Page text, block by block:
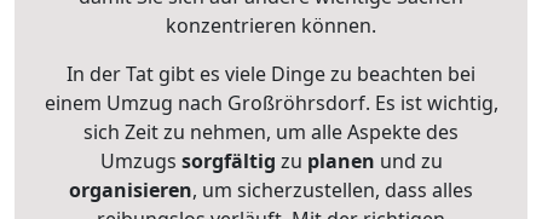
konzentrieren können.
In der Tat gibt es viele Dinge zu beachten bei
einem Umzug nach Großröhrsdorf. Es ist wichtig,
sich Zeit zu nehmen, um alle Aspekte des
Umzugs sorgfältig zu planen und zu
organisieren, um sicherzustellen, dass alles